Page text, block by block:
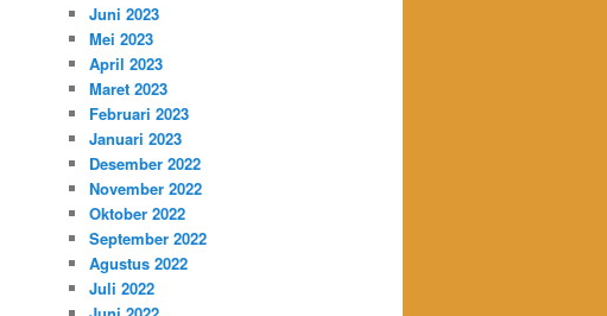
Juni 2023
Mei 2023
April 2023
Maret 2023
Februari 2023
Januari 2023
Desember 2022
November 2022
Oktober 2022
September 2022
Agustus 2022
Juli 2022